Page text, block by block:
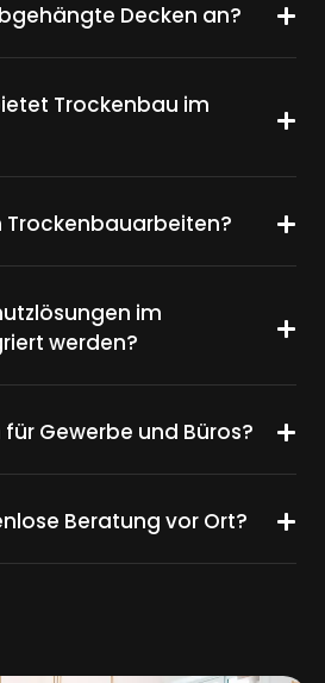
Decken an?
Trockenbau im
Trockenbauarbeiten?
im
werden?
Gewerbe und Büros?
Beratung vor Ort?